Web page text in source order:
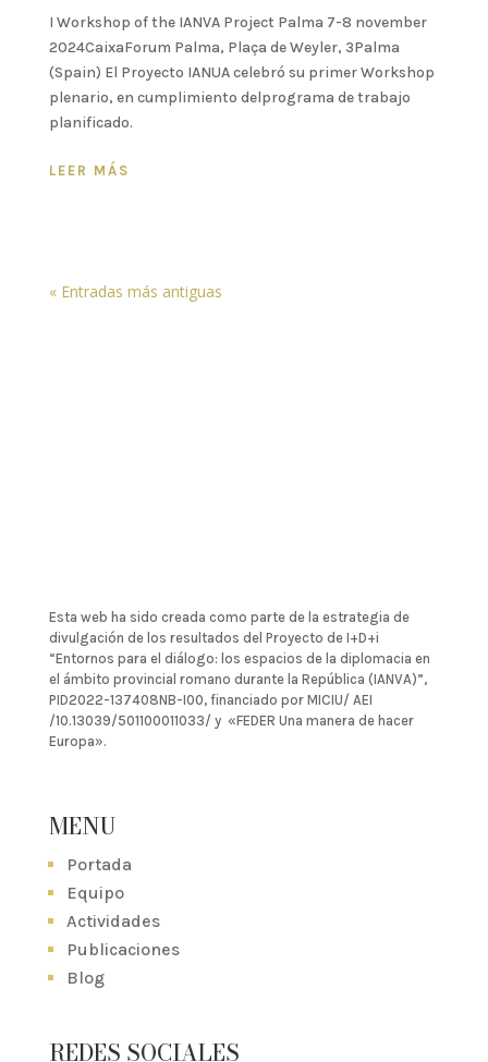
I Workshop of the IANVA Project Palma 7-8 november
2024CaixaForum Palma, Plaça de Weyler, 3Palma
(Spain) El Proyecto IANUA celebró su primer Workshop
plenario, en cumplimiento delprograma de trabajo
planificado.
LEER MÁS
« Entradas más antiguas
Esta web ha sido creada como parte de la estrategia de
divulgación de los resultados del Proyecto de I+D+i
“Entornos para el diálogo: los espacios de la diplomacia en
el ámbito provincial romano durante la República (IANVA)”,
PID2022-137408NB-I00, financiado por MICIU/ AEI
/10.13039/501100011033/ y «FEDER Una manera de hacer
Europa».
MENU
Portada
Equipo
Actividades
Publicaciones
Blog
REDES SOCIALES